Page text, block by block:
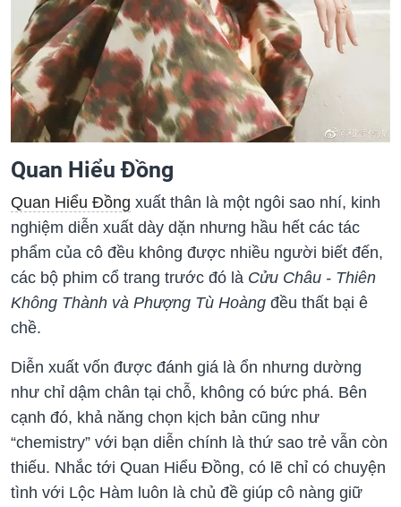
Quan Hiểu Đồng
Quan Hiểu Đồng xuất thân là một ngôi sao nhí, kinh
nghiệm diễn xuất dày dặn nhưng hầu hết các tác
phẩm của cô đều không được nhiều người biết đến,
các bộ phim cổ trang trước đó là Cửu Châu - Thiên
Không Thành và Phượng Tù Hoàng đều thất bại ê
chề.
Diễn xuất vốn được đánh giá là ổn nhưng dường
như chỉ dậm chân tại chỗ, không có bức phá. Bên
cạnh đó, khả năng chọn kịch bản cũng như
“chemistry” với bạn diễn chính là thứ sao trẻ vẫn còn
thiếu. Nhắc tới Quan Hiểu Đồng, có lẽ chỉ có chuyện
tình với Lộc Hàm luôn là chủ đề giúp cô nàng giữ